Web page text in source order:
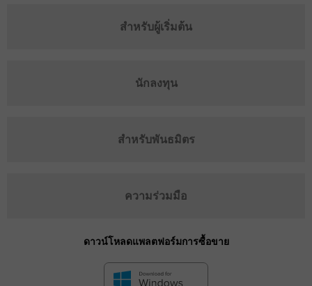
สำหรับผู้เริ่มต้น
นักลงทุน
สำหรับพันธมิตร
ความร่วมมือ
ดาวน์โหลดแพลตฟอร์มการซื้อขาย